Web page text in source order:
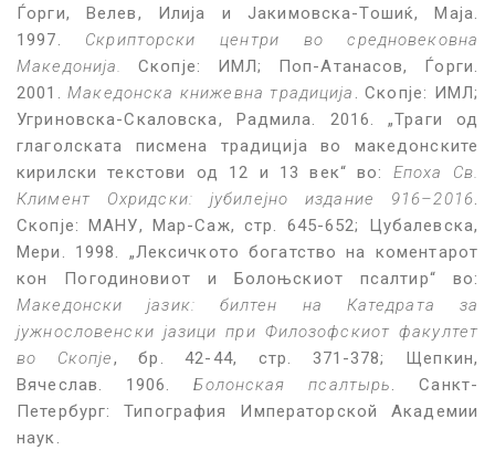
Ѓорги, Велев, Илија и Јакимовска-Тошиќ, Маја.
1997. Скрипторски центри во средновековна
Македонија.
Скопје: ИМЛ; Поп-Атанасов, Ѓорги.
2001.Македонска книжевна традиција
. Скопје: ИМЛ;
Угриновска-Скаловска, Радмила. 2016. „Траги од
глаголската писмена традиција во македонските
кирилски текстови од 12 и 13 век“ во: Епоха Св.
Климент Охридски: јубилејно издание 916–2016
Скопје: МАНУ, Мар-Саж, стр. 645-652; Цубалевска,
Мери. 1998. „Лексичкото богатство на коментарот
кон Погодиновиот и Болоњскиот псалтир“ во:
Македонски јазик: билтен на Катедрата за
јужнословенски јазици при Филозофскиот факултет
во Скопје, бр. 42-44, стр. 371-378; Щепкин,
Вячеслав. 1906.Болонская псалтырь
. Санкт-
Петербург: Типография Императорской Академии
наук.